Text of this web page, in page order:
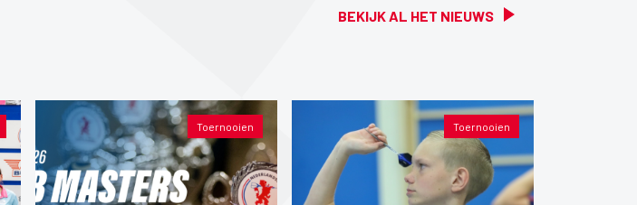
BEKIJK AL HET NIEUWS
Toernooien Toernooien